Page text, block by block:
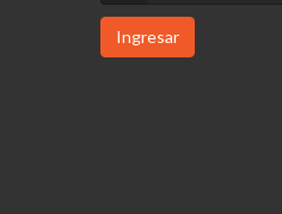
Ingresar